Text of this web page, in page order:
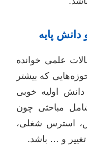
پایه
علمی خوانده
که بیشتر
اولیه خوبی
مباحثی چون
استرس شغلی،
و … باشد.